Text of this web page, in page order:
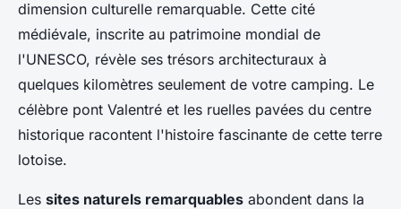
dimension culturelle remarquable. Cette cité
médiévale, inscrite au patrimoine mondial de
l'UNESCO, révèle ses trésors architecturaux à
quelques kilomètres seulement de votre camping. Le
célèbre pont Valentré et les ruelles pavées du centre
historique racontent l'histoire fascinante de cette terre
lotoise.
Les sites naturels remarquables abondent dans la